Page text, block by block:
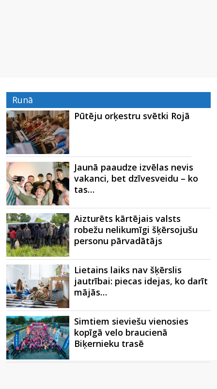
Runā
Pūtēju orķestru svētki Rojā
Jaunā paaudze izvēlas nevis
vakanci, bet dzīvesveidu – ko
tas…
Aizturēts kārtējais valsts
robežu nelikumīgi šķērsojušu
personu pārvadātājs
Lietains laiks nav šķērslis
jautrībai: piecas idejas, ko darīt
mājās…
Simtiem sieviešu vienosies
kopīgā velo braucienā
Biķernieku trasē